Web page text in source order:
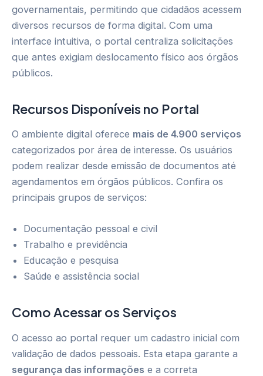
governamentais, permitindo que cidadãos acessem
diversos recursos de forma digital. Com uma
interface intuitiva, o portal centraliza solicitações
que antes exigiam deslocamento físico aos órgãos
públicos.
Recursos Disponíveis no Portal
O ambiente digital oferece mais de 4.900 serviços
categorizados por área de interesse. Os usuários
podem realizar desde emissão de documentos até
agendamentos em órgãos públicos. Confira os
principais grupos de serviços:
Documentação pessoal e civil
Trabalho e previdência
Educação e pesquisa
Saúde e assistência social
Como Acessar os Serviços
O acesso ao portal requer um cadastro inicial com
validação de dados pessoais. Esta etapa garante a
segurança das informações e a correta